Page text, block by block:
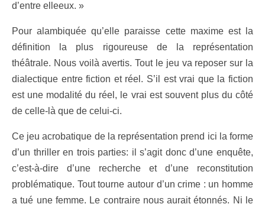
d’entre elleeux. »
Pour alambiquée qu’elle paraisse cette maxime est la
définition la plus rigoureuse de la représentation
théâtrale. Nous voilà avertis. Tout le jeu va reposer sur la
dialectique entre fiction et réel. S’il est vrai que la fiction
est une modalité du réel, le vrai est souvent plus du côté
de celle-là que de celui-ci.
Ce jeu acrobatique de la représentation prend ici la forme
d’un thriller en trois parties: il s’agit donc d’une enquête,
c’est-à-dire d’une recherche et d’une reconstitution
problématique. Tout tourne autour d’un crime : un homme
a tué une femme. Le contraire nous aurait étonnés. Ni le